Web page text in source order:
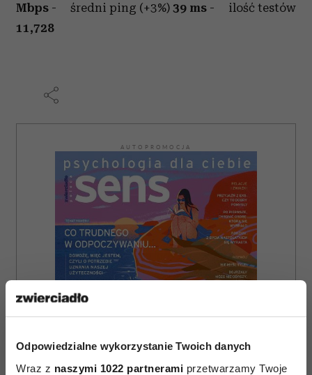
Odpowiedzialne wykorzystanie Twoich danych
Wraz z naszymi 1022 partnerami przetwarzamy Twoje
Mbps - średni ping (+3%) 39 ms - ilość testów
11,728
AUTOPROMOCJA